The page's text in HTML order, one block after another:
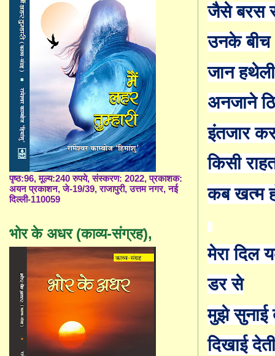
जैसे बरस
उनके बीच
जान
अनजाने
इंतजार
किसी
कब खत्म
मेरा दिल
डर से
मुझे सुनाई
दिखाई
पृष्ठ:96, मूल्य:240 रुपये, संस्करण: 2022, प्रकाशक:
अयन प्रकाशन, जे-19/39, राजापुरी, उत्तम नगर, नई
दिल्ली-110059
भोर के अधर (काव्य-संग्रह),